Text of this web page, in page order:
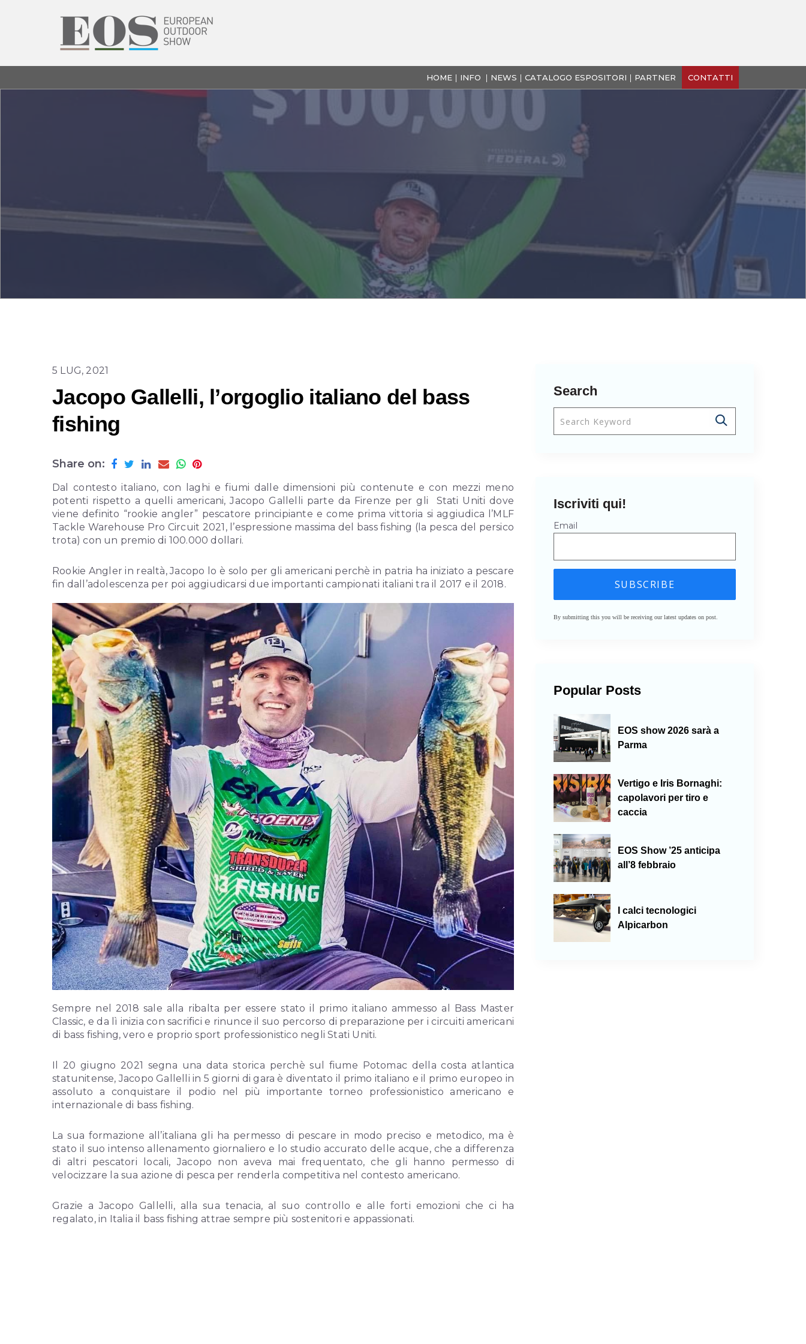
HOME INFO NEWS CATALOGO ESPOSITORI PARTNER CONTATTI
5 LUG, 2021
Jacopo Gallelli, l’orgoglio italiano del bass
fishing
Share on:
Dal contesto italiano, con laghi e fiumi dalle dimensioni più contenute e con mezzi meno
potenti rispetto a quelli americani, Jacopo Gallelli parte da Firenze per gli Stati Uniti dove
viene definito “rookie angler” pescatore principiante e come prima vittoria si aggiudica l’MLF
Tackle Warehouse Pro Circuit 2021, l’espressione massima del bass fishing (la pesca del persico
trota) con un premio di 100.000 dollari.
Rookie Angler in realtà, Jacopo lo è solo per gli americani perchè in patria ha iniziato a pescare
fin dall’adolescenza per poi aggiudicarsi due importanti campionati italiani tra il 2017 e il 2018.
Sempre nel 2018 sale alla ribalta per essere stato il primo italiano ammesso al Bass Master
Classic, e da lì inizia con sacrifici e rinunce il suo percorso di preparazione per i circuiti americani
di bass fishing, vero e proprio sport professionistico negli Stati Uniti.
Il 20 giugno 2021 segna una data storica perchè sul fiume Potomac della costa atlantica
statunitense, Jacopo Gallelli in 5 giorni di gara è diventato il primo italiano e il primo europeo in
assoluto a conquistare il podio nel più importante torneo professionistico americano e
internazionale di bass fishing.
La sua formazione all’italiana gli ha permesso di pescare in modo preciso e metodico, ma è
stato il suo intenso allenamento giornaliero e lo studio accurato delle acque, che a differenza
di altri pescatori locali, Jacopo non aveva mai frequentato, che gli hanno permesso di
velocizzare la sua azione di pesca per renderla competitiva nel contesto americano.
Grazie a Jacopo Gallelli, alla sua tenacia, al suo controllo e alle forti emozioni che ci ha
regalato, in Italia il bass fishing attrae sempre più sostenitori e appassionati.
Search
Questo è un campo di ricerca con una funzionalità
Iscriviti qui!
Email
By submitting this you will be receiving our latest updates on post.
Popular Posts
EOS show 2026 sarà a
Parma
Vertigo e Iris Bornaghi:
capolavori per tiro e
caccia
EOS Show ’25 anticipa
all’8 febbraio
I calci tecnologici
Alpicarbon